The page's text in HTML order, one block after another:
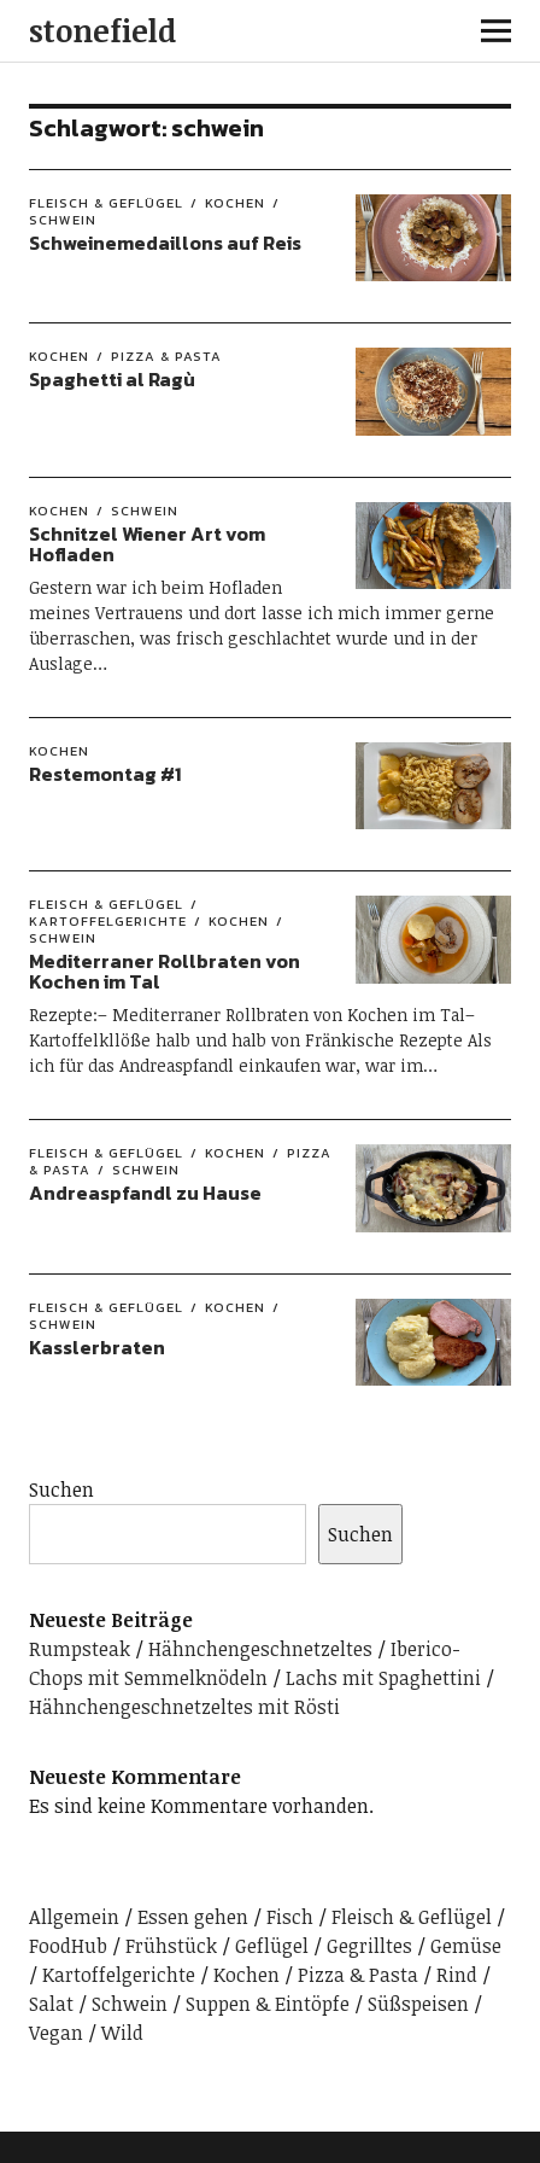
stonefield
Schlagwort:schwein
FLEISCH & GEFLÜGEL
KOCHEN
SCHWEIN
Schweinemedaillons auf Reis
KOCHEN PIZZA & PASTA
Spaghetti al Ragù
KOCHEN SCHWEIN
Schnitzel Wiener Art vom
Hofladen
Gestern war ich beim Hofladen
meines Vertrauens und dort lasse ich mich immer gerne
überraschen, was frisch geschlachtet wurde und in der
Auslage…
KOCHEN
Restemontag #1
FLEISCH & GEFLÜGEL
KARTOFFELGERICHTE
KOCHEN
SCHWEIN
Mediterraner Rollbraten von
Kochen im Tal
Rezepte:– Mediterraner Rollbraten von Kochen im Tal–
Kartoffelkllöße halb und halb von Fränkische Rezepte Als
ich für das Andreaspfandl einkaufen war, war im…
FLEISCH & GEFLÜGEL KOCHEN
PIZZA
& PASTA
SCHWEIN
Andreaspfandl zu Hause
FLEISCH & GEFLÜGEL
KOCHEN
SCHWEIN
Kasslerbraten
Suchen
Suchen
Neueste Beiträge
Rumpsteak
Hähnchengeschnetzeltes
Iberico-
Chops mit Semmelknödeln
Lachs mit Spaghettini
Hähnchengeschnetzeltes mit Rösti
Neueste Kommentare
Es sind keine Kommentare vorhanden.
Allgemein Essen gehen Fisch
Fleisch & Geflügel
FoodHub
Frühstück Geflügel Gegrilltes
Gemüse
Kartoffelgerichte
Kochen Pizza & Pasta
Rind
Salat
Schwein Suppen & Eintöpfe
Süßspeisen
Vegan
Wild